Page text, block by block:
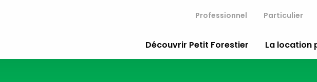
Professionnel Particulier
Découvrir Petit Forestier La location